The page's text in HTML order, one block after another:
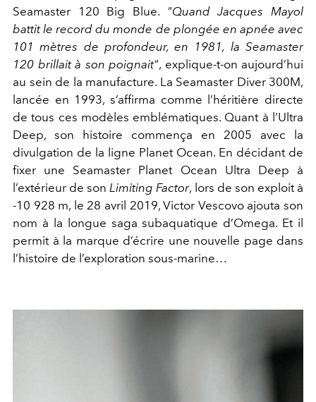
Seamaster 120 Big Blue.
"Quand Jacques Mayol
battit le record du monde de plongée en apnée avec
101 mètres de profondeur, en 1981, la Seamaster
120 brillait à son poignait", explique-t-on aujourd’hui
au sein de la manufacture. La Seamaster Diver 300M,
lancée en 1993, s’affirma comme l’héritière directe
de tous ces modèles emblématiques. Quant à l’Ultra
Deep, son histoire commença en 2005 avec la
divulgation de la ligne Planet Ocean. En décidant de
fixer une Seamaster Planet Ocean Ultra Deep à
l’extérieur de son Limiting Factor, lors de son exploit à
-10 928 m, le 28 avril 2019, Victor Vescovo ajouta son
nom à la longue saga subaquatique d’Omega. Et il
permit à la marque d’écrire une nouvelle page dans
l’histoire de l’exploration sous-marine…